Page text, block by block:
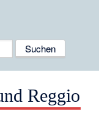
Reggio